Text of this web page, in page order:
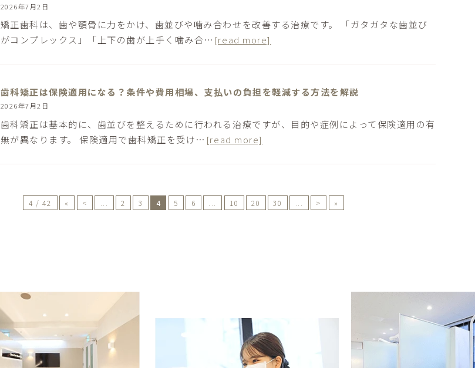
2026年7月2日
矯正歯科は、歯や顎骨に力をかけ、歯並びや噛み合わせを改善する治療です。 「ガタガタな歯並び
がコンプレックス」「上下の歯が上手く噛み合… [read more]
歯科矯正は保険適用になる？条件や費用相場、支払いの負担を軽減する方法を解説
2026年7月2日
歯科矯正は基本的に、歯並びを整えるために行われる治療ですが、目的や症例によって保険適用の有
無が異なります。 保険適用で歯科矯正を受け… [read more]
4 / 42 « < 2 3 4 5 6 10 20 30 > »